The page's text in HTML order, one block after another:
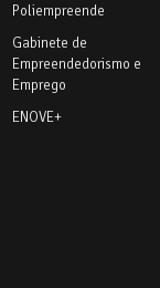
Poliempreende
Gabinete de
Empreendedorismo e
Emprego
ENOVE+